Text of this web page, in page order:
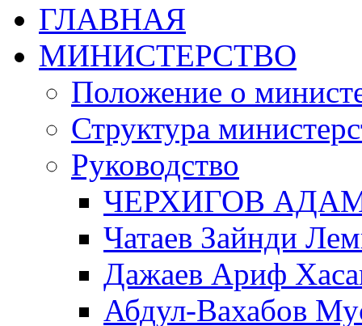
ГЛАВНАЯ
МИНИСТЕРСТВО
Положение о
Структура
Руководство
ЧЕРХИГОВ
Чатаев Зайнди
Дажаев Ариф
Абдул-Вахабов